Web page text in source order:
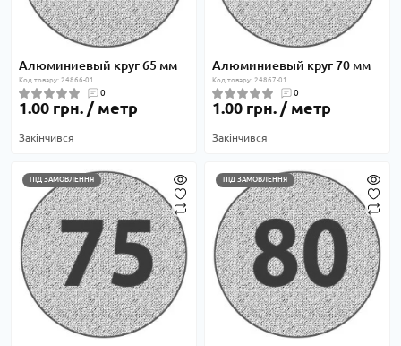
Алюминиевый круг 65 мм
Код товару: 24866-01
0
1.00 грн. / метр
Закінчився
Алюминиевый круг 70 мм
Код товару: 24867-01
0
1.00 грн. / метр
Закінчився
ПІД ЗАМОВЛЕННЯ ПІД ЗАМОВЛЕННЯ